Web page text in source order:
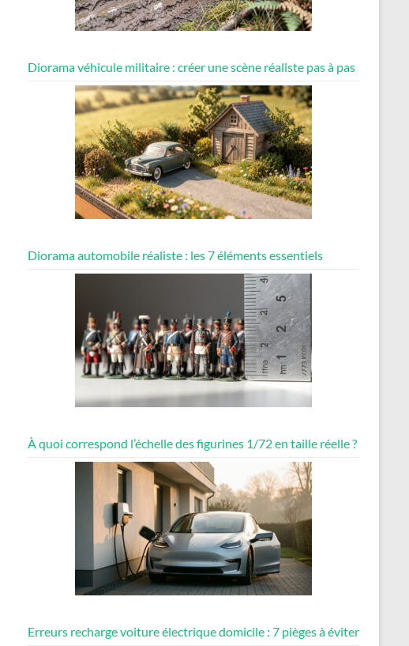
Diorama véhicule militaire : créer une scène réaliste pas à pas
Diorama automobile réaliste : les 7 éléments essentiels
À quoi correspond l’échelle des figurines 1/72 en taille réelle ?
Erreurs recharge voiture électrique domicile : 7 pièges à éviter